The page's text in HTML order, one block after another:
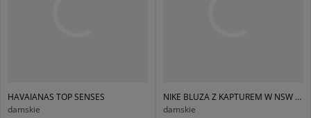
HAVAIANAS TOP SENSES
damskie
NIKE BLUZA Z KAPTUREM W NSW PHNX FLC OS
damskie